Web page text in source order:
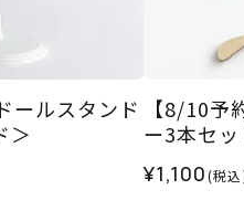
ールスタンド
＞
【8/10予
ー3本セッ
¥1,100(税